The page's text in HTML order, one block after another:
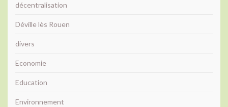
décentralisation
Déville lès Rouen
divers
Economie
Education
Environnement